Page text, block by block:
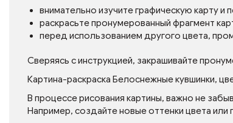
внимательно изучите графическую карту
раскрасьте пронумерованный фрагмент
перед использованием другого цвета,
Сверяясь с инструкцией, закрашивайте
Картина-раскраска Белоснежные кувшинки,
В процессе рисования картины, важно не
Например, создайте новые оттенки цвета